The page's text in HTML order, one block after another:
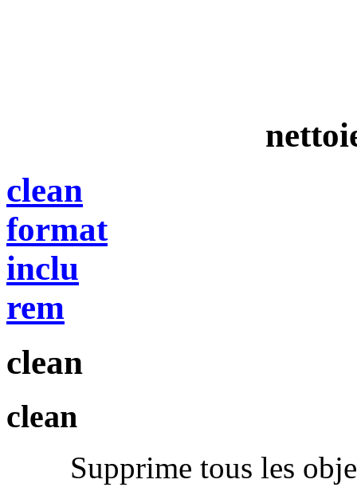
clean
format
inclu
rem
clean
clean
Supprime tous les